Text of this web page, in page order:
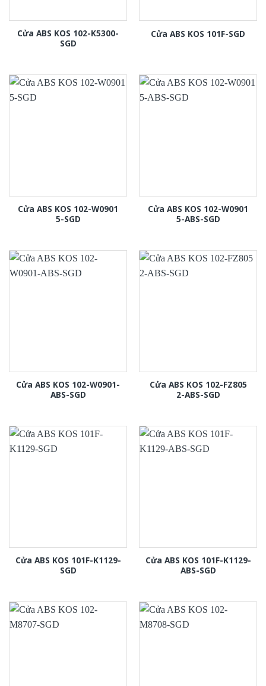
Cửa ABS KOS 102-K5300-
SGD
Cửa ABS KOS 101F-SGD
Cửa ABS KOS 102-W0901
5-SGD
Cửa ABS KOS 102-W0901
5-ABS-SGD
Cửa ABS KOS 102-W0901-
ABS-SGD
Cửa ABS KOS 102-FZ805
2-ABS-SGD
Cửa ABS KOS 101F-K1129-
SGD
Cửa ABS KOS 101F-K1129-
ABS-SGD